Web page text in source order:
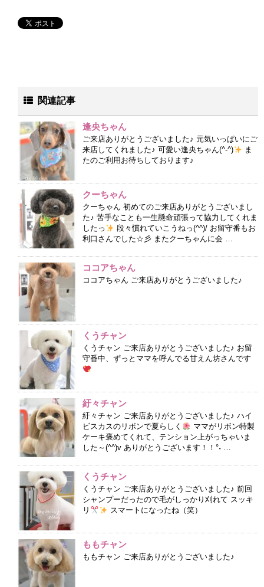
関連記事
逢央ちゃん
ご来店ありがとうございました♪ 元気いっぱいにご
来店してくれました♪ 可愛い逢央ちゃん(^-^)
ま
たのご利用お待ちしております♪
クーちゃん
クーちゃん 初めてのご来店ありがとうございまし
た♪ 苦手なことも一生懸命頑張って協力してくれま
したっ
段々慣れていこうねっ(^^)/ お留守番もお
利口さんでした☆彡 またクーちゃんに会 …
ココアちゃん
ココアちゃん ご来店ありがとうございました♪
くうチャン
くうチャン ご来店ありがとうございました♪ お留
守番中、ずっとママを呼んでる甘えん坊さんです
紆々チャン
紆々チャン ご来店ありがとうございました♪ ハイ
ビスカスのリボンで夏らしく
ママがリボン特製
ケーキ褒めてくれて、テンション上がっちゃいま
した～(^^)v ありがとうございます！！°˖ …
くうチャン
くうチャン ご来店ありがとうございました♪ 前回
シャンプーだったので毛がしっかり刈れて スッキ
リ
スマートになったね（笑）
ももチャン
ももチャン ご来店ありがとうございました♪